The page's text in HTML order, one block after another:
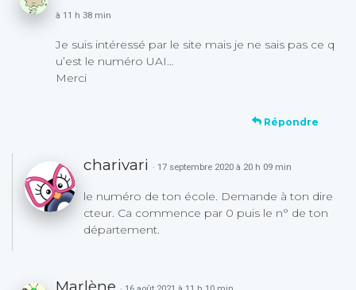
à 11 h 38 min
Je suis intéressé par le site mais je ne sais pas ce q
u’est le numéro UAI…
Merci
Répondre
charivari · 17 septembre 2020 à 20 h 09 min
le numéro de ton école. Demande à ton dire
cteur. Ca commence par 0 puis le n° de ton
département.